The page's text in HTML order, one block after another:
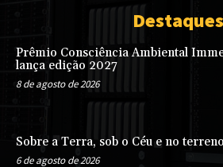
Destaques
Prêmio Consciência Ambiental
lança edição 2027
8 de agosto de 2026
Sobre a Terra, sob o Céu e no
6 de agosto de 2026